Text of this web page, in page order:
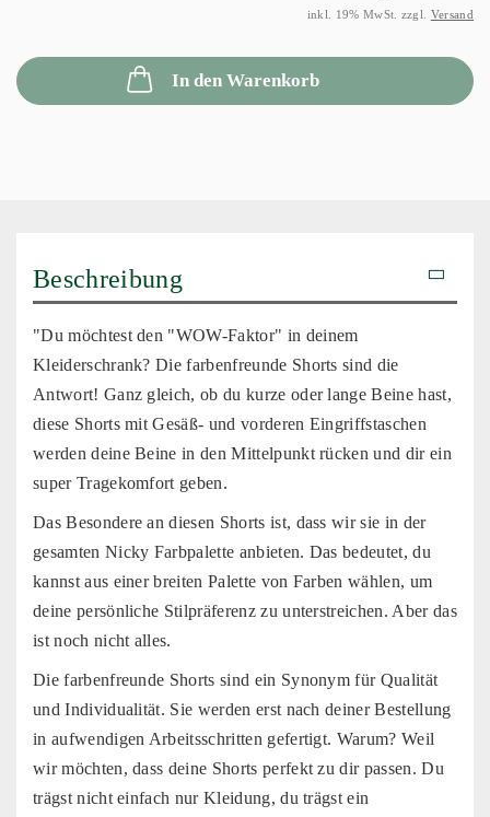
inkl. 19% MwSt. zzgl. Versand
In den Warenkorb
Beschreibung
"Du möchtest den "WOW-Faktor" in deinem
Kleiderschrank? Die farbenfreunde Shorts sind die
Antwort! Ganz gleich, ob du kurze oder lange Beine hast,
diese Shorts mit Gesäß- und vorderen Eingriffstaschen
werden deine Beine in den Mittelpunkt rücken und dir ein
super Tragekomfort geben.
Das Besondere an diesen Shorts ist, dass wir sie in der
gesamten Nicky Farbpalette anbieten. Das bedeutet, du
kannst aus einer breiten Palette von Farben wählen, um
deine persönliche Stilpräferenz zu unterstreichen. Aber das
ist noch nicht alles.
Die farbenfreunde Shorts sind ein Synonym für Qualität
und Individualität. Sie werden erst nach deiner Bestellung
in aufwendigen Arbeitsschritten gefertigt. Warum? Weil
wir möchten, dass deine Shorts perfekt zu dir passen. Du
trägst nicht einfach nur Kleidung, du trägst ein